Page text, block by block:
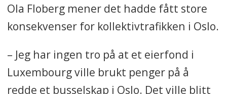
Ola Floberg mener det hadde fått store
konsekvenser for kollektivtrafikken i Oslo.
– Jeg har ingen tro på at et eierfond i
Luxembourg ville brukt penger på å
redde et busselskap i Oslo. Det ville blitt